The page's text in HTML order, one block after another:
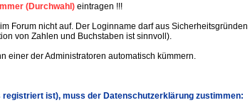
(Durchwahl) eintragen !!!
Forum nicht auf. Der Loginname darf aus Sicherheitsgründen
von Zahlen und Buchstaben ist sinnvoll).
einer der Administratoren automatisch kümmern.
ist), muss der Datenschutzerklärung zustimmen: